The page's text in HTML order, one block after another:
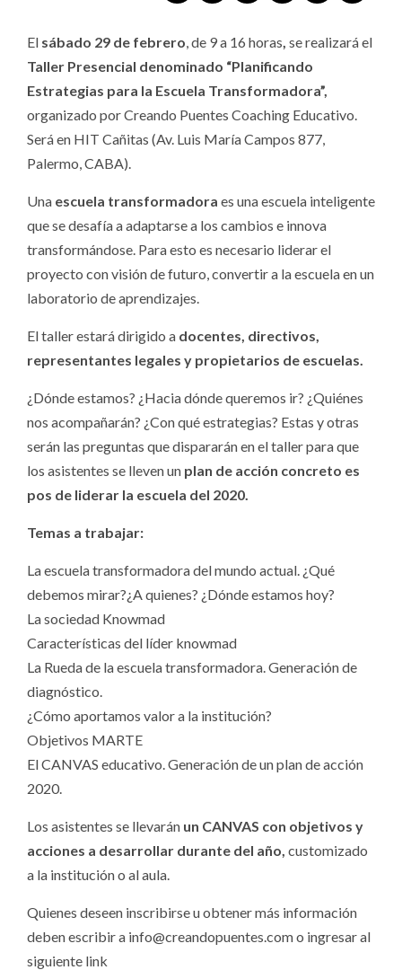
El sábado 29 de febrero, de 9 a 16 horas, se realizará el
Taller Presencial denominado “Planificando
Estrategias para la Escuela Transformadora”,
organizado por Creando Puentes Coaching Educativo.
Será en HIT Cañitas (Av. Luis María Campos 877,
Palermo, CABA).
Una escuela transformadora es una escuela inteligente
que se desafía a adaptarse a los cambios e innova
transformándose. Para esto es necesario liderar el
proyecto con visión de futuro, convertir a la escuela en un
laboratorio de aprendizajes.
El taller estará dirigido a docentes, directivos,
representantes legales y propietarios de escuelas.
¿Dónde estamos? ¿Hacia dónde queremos ir? ¿Quiénes
nos acompañarán? ¿Con qué estrategias? Estas y otras
serán las preguntas que dispararán en el taller para que
los asistentes se lleven un plan de acción concreto es
pos de liderar la escuela del 2020.
Temas a trabajar:
La escuela transformadora del mundo actual. ¿Qué
debemos mirar?¿A quienes? ¿Dónde estamos hoy?
La sociedad Knowmad
Características del líder knowmad
La Rueda de la escuela transformadora. Generación de
diagnóstico.
¿Cómo aportamos valor a la institución?
Objetivos MARTE
El CANVAS educativo. Generación de un plan de acción
2020.
Los asistentes se llevarán un CANVAS con objetivos y
acciones a desarrollar durante del año, customizado
a la institución o al aula.
Quienes deseen inscribirse u obtener más información
deben escribir a info@creandopuentes.com o ingresar al
siguiente link